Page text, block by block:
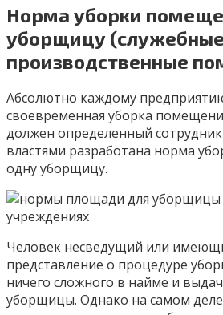
Норма уборки
уборщицу
производственные
Абсолютно каждому
своевременная уборка
должен определенный
властями разработана норма
одну уборщицу.
Человек несведущий или
представление о процедуре
ничего сложного в найме и
уборщицы. Однако на самом